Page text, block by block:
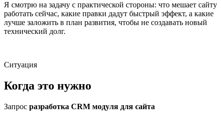
Я смотрю на задачу с практической стороны: что мешает сайту
работать сейчас, какие правки дадут быстрый эффект, а какие
лучше заложить в план развития, чтобы не создавать новый
технический долг.
Ситуация
Когда это нужно
Запрос разработка CRM модуля для сайта